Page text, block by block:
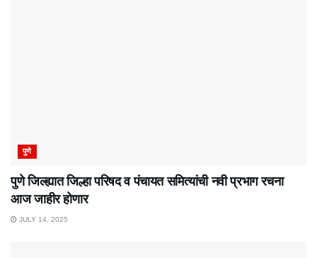
पुणे
पुणे जिल्ह्यात जिल्हा परिषद व पंचायत समित्यांची नवी प्रभाग रचना
आज जाहीर होणार
JULY 14, 2025